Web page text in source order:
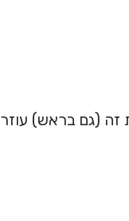
זה (גם בראש) עוזר